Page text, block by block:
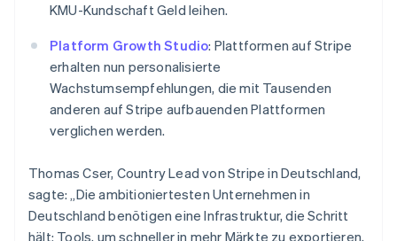
KMU-Kundschaft Geld leihen.
Platform Growth Studio: Plattformen auf Stripe
erhalten nun personalisierte
Wachstumsempfehlungen, die mit Tausenden
anderen auf Stripe aufbauenden Plattformen
verglichen werden.
Thomas Cser, Country Lead von Stripe in Deutschland,
sagte: „Die ambitioniertesten Unternehmen in
Deutschland benötigen eine Infrastruktur, die Schritt
hält: Tools, um schneller in mehr Märkte zu exportieren,
SvenskaEnglish
Schweiz
Deutsch Français ItalianoEnglish
Singapur
English简体中文
Slowakei
English
EnglishItaliano
Sonderverwaltungsregion Hongkong,
China
English简体中文